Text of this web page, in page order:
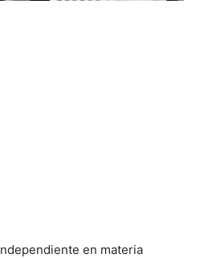
en materia